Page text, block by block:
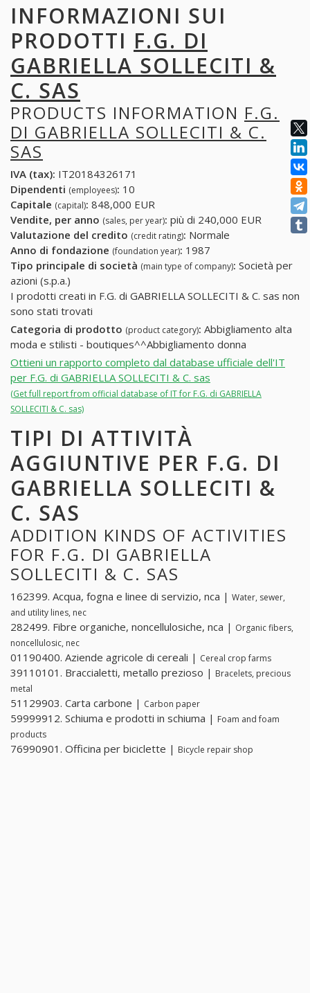
INFORMAZIONI SUI
PRODOTTI F.G. DI
GABRIELLA SOLLECITI &
C. SAS
PRODUCTS INFORMATION F.G.
DI GABRIELLA SOLLECITI & C.
SAS
IVA (tax): IT20184326171
Dipendenti (employees): 10
Capitale (capital): 848,000 EUR
Vendite, per anno (sales, per year): più di 240,000 EUR
Valutazione del credito (credit rating): Normale
Anno di fondazione (foundation year): 1987
Tipo principale di società (main type of company): Società per
azioni (s.p.a.)
I prodotti creati in F.G. di GABRIELLA SOLLECITI & C. sas non
sono stati trovati
Categoria di prodotto (product category): Abbigliamento alta
moda e stilisti - boutiques^^Abbigliamento donna
Ottieni un rapporto completo dal database ufficiale dell'IT
per F.G. di GABRIELLA SOLLECITI & C. sas
(Get full report from official database of IT for F.G. di GABRIELLA
SOLLECITI & C. sas)
TIPI DI ATTIVITÀ
AGGIUNTIVE PER F.G. DI
GABRIELLA SOLLECITI &
C. SAS
ADDITION KINDS OF ACTIVITIES
FOR F.G. DI GABRIELLA
SOLLECITI & C. SAS
162399. Acqua, fogna e linee di servizio, nca | Water, sewer,
and utility lines, nec
282499. Fibre organiche, noncellulosiche, nca | Organic fibers,
noncellulosic, nec
01190400. Aziende agricole di cereali | Cereal crop farms
39110101. Braccialetti, metallo prezioso | Bracelets, precious
metal
51129903. Carta carbone | Carbon paper
59999912. Schiuma e prodotti in schiuma | Foam and foam
products
76990901. Officina per biciclette | Bicycle repair shop